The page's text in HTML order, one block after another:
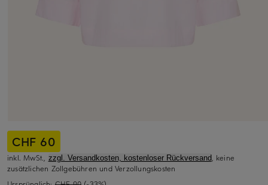
CHF 60
inkl. MwSt., zzgl. Versandkosten, kostenloser Rückversand, keine
zusätzlichen Zollgebühren und Verzollungskosten